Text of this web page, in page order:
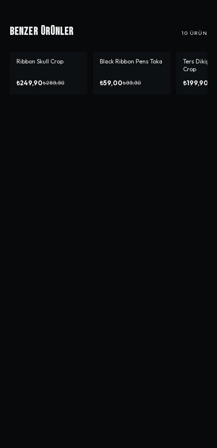
Benzer Ürünler 10 ÜRÜN
-%14
Ribbon Skull Crop
₺249,90₺289,90
-%41
Black Ribbon Pens Toka
₺59,00₺99,90
-%33
Ters Dikiş
Crop
₺199,90